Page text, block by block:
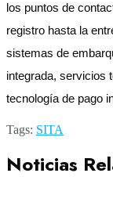
los puntos de
registro hasta la
sistemas de
integrada, servicios
tecnología de pago
Tags: SITA
Noticias